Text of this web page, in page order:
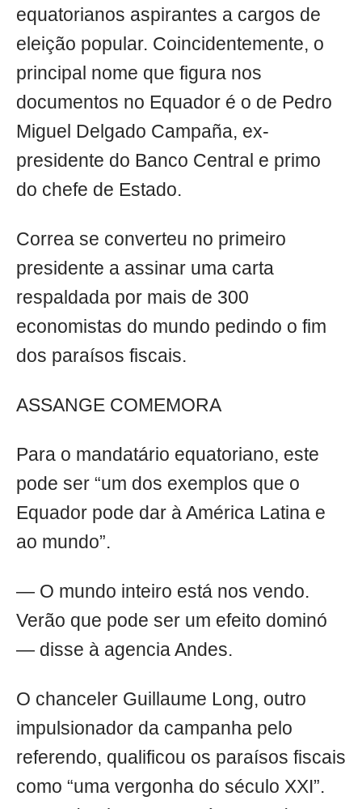
equatorianos aspirantes a cargos de
eleição popular. Coincidentemente, o
principal nome que figura nos
documentos no Equador é o de Pedro
Miguel Delgado Campaña, ex-
presidente do Banco Central e primo
do chefe de Estado.
Correa se converteu no primeiro
presidente a assinar uma carta
respaldada por mais de 300
economistas do mundo pedindo o fim
dos paraísos fiscais.
ASSANGE COMEMORA
Para o mandatário equatoriano, este
pode ser “um dos exemplos que o
Equador pode dar à América Latina e
ao mundo”.
— O mundo inteiro está nos vendo.
Verão que pode ser um efeito dominó
— disse à agencia Andes.
O chanceler Guillaume Long, outro
impulsionador da campanha pelo
referendo, qualificou os paraísos fiscais
como “uma vergonha do século XXI”.